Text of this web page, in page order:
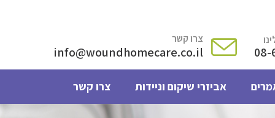
08-
צרו קשר
info@woundhomecare.co.il
אביזרי שיקום וניידות צרו קשר